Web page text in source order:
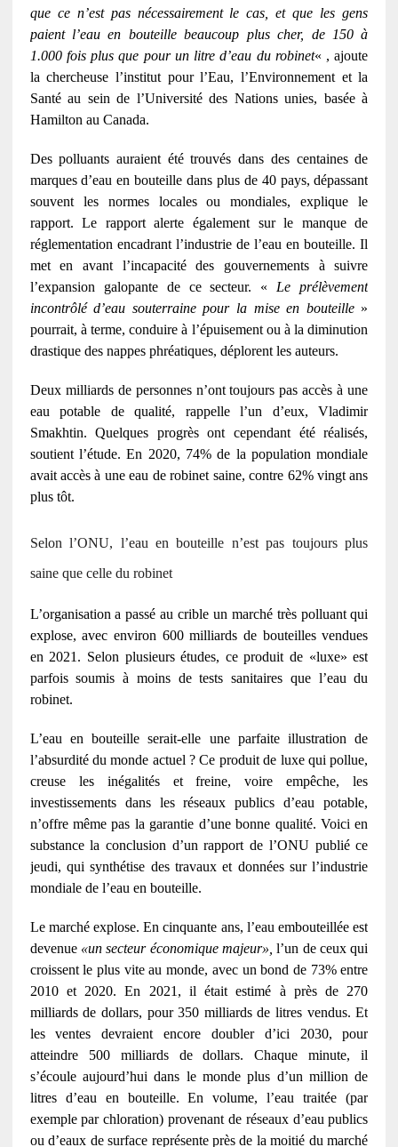
que ce n’est pas nécessairement le cas, et que les gens
paient l’eau en bouteille beaucoup plus cher, de 150 à
1.000 fois plus que pour un litre d’eau du robinet« , ajoute
la chercheuse l’institut pour l’Eau, l’Environnement et la
Santé au sein de l’Université des Nations unies, basée à
Hamilton au Canada.
Des polluants auraient été trouvés dans des centaines de
marques d’eau en bouteille dans plus de 40 pays, dépassant
souvent les normes locales ou mondiales, explique le
rapport. Le rapport alerte également sur le manque de
réglementation encadrant l’industrie de l’eau en bouteille. Il
met en avant l’incapacité des gouvernements à suivre
l’expansion galopante de ce secteur. « Le prélèvement
incontrôlé d’eau souterraine pour la mise en bouteille»
pourrait, à terme, conduire à l’épuisement ou à la diminution
drastique des nappes phréatiques, déplorent les auteurs.
Deux milliards de personnes n’ont toujours pas accès à une
eau potable de qualité, rappelle l’un d’eux, Vladimir
Smakhtin. Quelques progrès ont cependant été réalisés,
soutient l’étude. En 2020, 74% de la population mondiale
avait accès à une eau de robinet saine, contre 62% vingt ans
plus tôt.
Selon l’ONU, l’eau en bouteille n’est pas toujours plus
saine que celle du robinet
L’organisation a passé au crible un marché très polluant qui
explose, avec environ 600 milliards de bouteilles vendues
en 2021. Selon plusieurs études, ce produit de «luxe» est
parfois soumis à moins de tests sanitaires que l’eau du
robinet.
L’eau en bouteille serait-elle une parfaite illustration de
l’absurdité du monde actuel ? Ce produit de luxe qui pollue,
creuse les inégalités et freine, voire empêche, les
investissements dans les réseaux publics d’eau potable,
n’offre même pas la garantie d’une bonne qualité. Voici en
substance la conclusion d’un rapport de l’ONU publié ce
jeudi, qui synthétise des travaux et données sur l’industrie
mondiale de l’eau en bouteille.
Le marché explose. En cinquante ans, l’eau embouteillée est
devenue «un secteur économique majeur», l’un de ceux qui
croissent le plus vite au monde, avec un bond de 73% entre
2010 et 2020. En 2021, il était estimé à près de 270
milliards de dollars, pour 350 milliards de litres vendus. Et
les ventes devraient encore doubler d’ici 2030, pour
atteindre 500 milliards de dollars. Chaque minute, il
s’écoule aujourd’hui dans le monde plus d’un million de
litres d’eau en bouteille. En volume, l’eau traitée (par
exemple par chloration) provenant de réseaux d’eau publics
ou d’eaux de surface représente près de la moitié du marché